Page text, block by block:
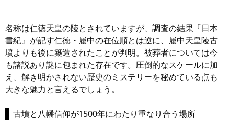
名称は仁徳天皇の陵とされていますが、調査の結果『日本
書紀』が記す仁徳・履中の在位順とは逆に、履中天皇陵古
墳よりも後に築造されたことが判明。被葬者については今
も諸説あり謎に包まれた存在です。圧倒的なスケールに加
え、解き明かされない歴史のミステリーを秘めている点も
大きな魅力と言えるでしょう。
古墳と八幡信仰が1500年にわたり重なり合う場所